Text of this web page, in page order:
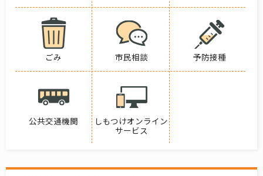
ごみ 市民相談 予防接種
公共交通機関
しもつけオンライン
サービス